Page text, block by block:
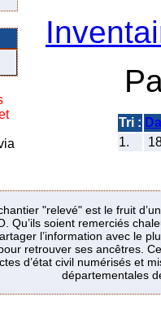
Tri :
1.
"relevé" est le fruit
Qu’ils soient remerciés
l’information avec le
retrouver ses ancêtres.
d’état civil numérisés et
départementales